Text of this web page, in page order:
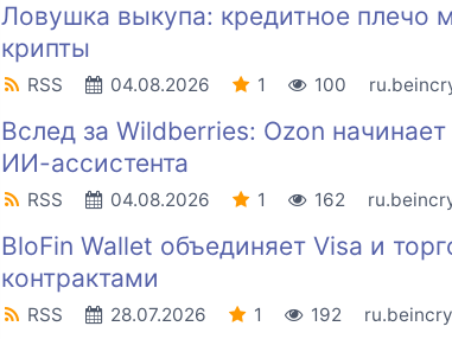
Ловушка выкупа: кредитное плечо
крипты
RSS 04.08.2026 1 100
Вслед за Wildberries: Ozon
ИИ-ассистента
RSS 04.08.2026 1 162
BloFin Wallet объединяет Visa и
контрактами
RSS 28.07.2026 1 192